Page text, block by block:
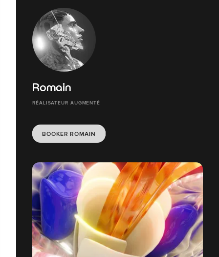
Romain
RÉALISATEUR AUGMENTÉ
BOOKER ROMAIN